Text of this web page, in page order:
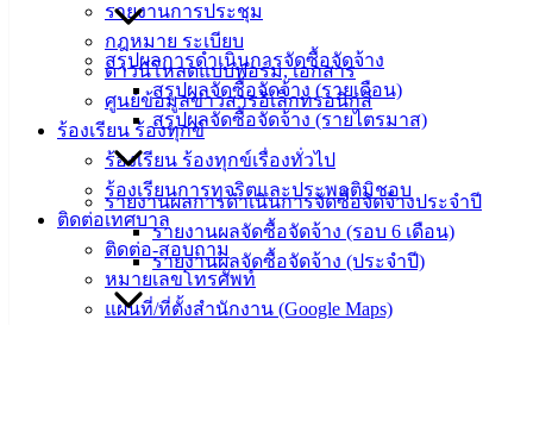
รายงานการประชุม
กฎหมาย ระเบียบ
ดาวน์โหลดแบบฟอร์ม, เอกสาร
ศูนย์ข้อมูลข่าวสารอิเล็กทรอนิกส์
ร้องเรียน ร้องทุกข์
ร้องเรียน ร้องทุกข์เรื่องทั่วไป
ร้องเรียนการทุจริตและประพฤติมิชอบ
ติดต่อเทศบาล
ติดต่อ-สอบถาม
หมายเลขโทรศัพท์
แผนที่/ที่ตั้งสำนักงาน (Google Maps)
สรุปผลการดำเนินการจัดซื้อจัดจ้าง
สรุปผลจัดซื้อจัดจ้าง (รายเดือน)
สรุปผลจัดซื้อจัดจ้าง (รายไตรมาส)
รายงานผลการดำเนินการจัดซื้อจัดจ้างประจำปี
รายงานผลจัดซื้อจัดจ้าง (รอบ 6 เดือน)
รายงานผลจัดซื้อจัดจ้าง (ประจำปี)
นายก
ประวัติ
เทศบาล
ผู้บริหาร
และ
หัวหน้า
ส่วน
ราชการ
สภา
เทศบาล